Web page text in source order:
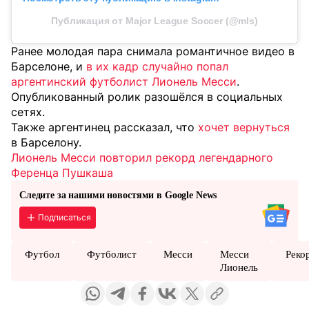
Публикация от Major League Soccer (@mls)
Ранее молодая пара снимала романтичное видео в
Барселоне, и в их кадр случайно попал
аргентинский футболист Лионель Месси.
Опубликованный ролик разошёлся в социальных
сетях.
Также аргентинец рассказал, что хочет вернуться
в Барселону.
Лионель Месси повторил рекорд легендарного
Ференца Пушкаша
Следите за нашими новостями в Google News
Подписаться
Футбол Футболист Месси
Месси
Лионель